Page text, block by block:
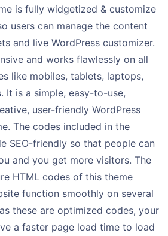
is fully widgetized & customize
users can manage the content
and live WordPress customizer.
and works flawlessly on all
like mobiles, tablets, laptops,
It is a simple, easy-to-use,
user-friendly WordPress
The codes included in the
SEO-friendly so that people can
and you get more visitors. The
HTML codes of this theme
function smoothly on several
these are optimized codes, your
a faster page load time to load